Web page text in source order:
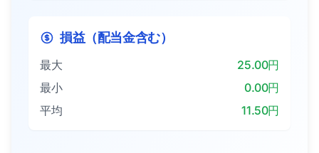
損益（配当金含む）
最大
25.00円
最小
0.00円
平均
11.50円